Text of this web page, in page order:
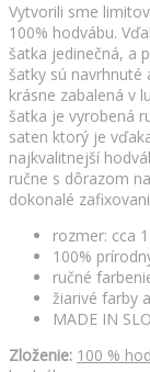
Vytvorili sme
100% hodvábu.
šatka jedinečná, a
šatky sú navrhnuté
krásne zabalená v
šatka je vyrobená
saten ktorý je
najkvalitnejší
ručne s dôrazom
dokonalé
rozmer: cca
100%
ručné
žiarivé farby
MADE IN
Zloženie: 100 %